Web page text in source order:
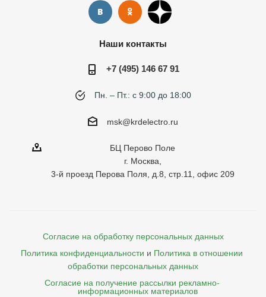
Наши контакты
+7 (495) 146 67 91
Пн. – Пт.: с 9:00 до 18:00
msk@krdelectro.ru
БЦ Перово Поле
г. Москва,
3-й проезд Перова Поля, д.8, стр.11, офис 209
Согласие на обработку персональных данных
Политика конфиденциальности и Политика в отношении
обработки персональных данных
Согласие на получение рассылки рекламно-
    информационных материалов